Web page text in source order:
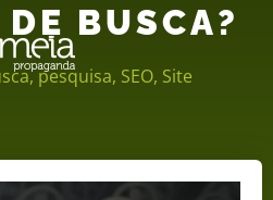
BUSCA?
,pesquisa, SEO, Site